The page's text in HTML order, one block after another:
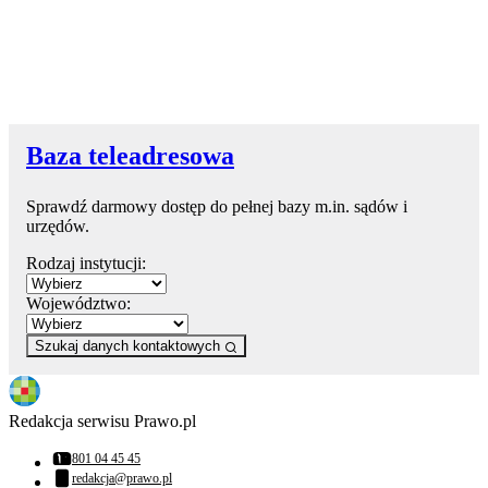
Baza teleadresowa
Sprawdź darmowy dostęp do pełnej bazy m.in. sądów i
urzędów.
Rodzaj instytucji:
Województwo:
Szukaj danych kontaktowych
Redakcja serwisu Prawo.pl
Numer telefonu:
801 04 45 45
redakcja@prawo.pl